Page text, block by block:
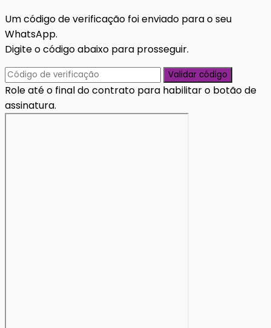
Um código de verificação foi enviado para o seu
WhatsApp.
Digite o código abaixo para prosseguir.
Validar código
Role até o final do contrato para habilitar o botão de
assinatura.